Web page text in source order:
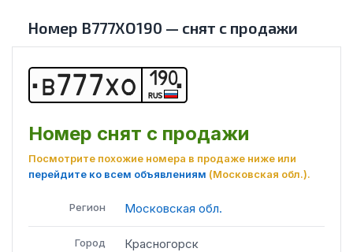
Номер В777ХО190 — снят с продажи
В777ХО 190
RUS
Номер снят с продажи
Посмотрите похожие номера в продаже ниже или
перейдите ко всем объявлениям (Московская обл.).
Регион Московская обл.
Город Красногорск